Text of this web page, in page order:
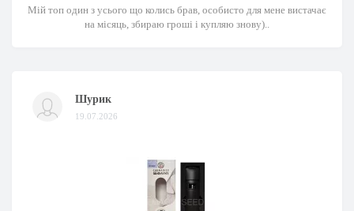
Мій топ один з усього що колись брав, особисто для мене вистачає
на місяць, збираю гроші і купляю знову)..
Шурик
19.07.2026